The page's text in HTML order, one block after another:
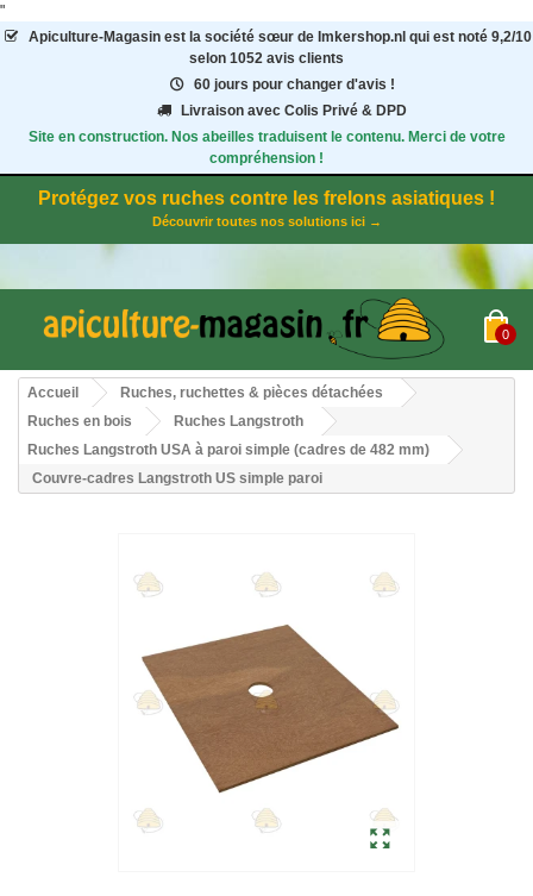
"
Apiculture-Magasinest la société sœur de Imkershop.nl qui est noté 9,2/10
selon 1052 avis clients
60 jours pour changer d'avis !
Livraison avec Colis Privé & DPD
Site en construction. Nos abeilles traduisent le contenu. Merci de votre
compréhension !
Protégez vos ruches contre les frelons asiatiques !
Découvrir toutes nos solutions ici →
0
Accueil
Ruches, ruchettes & pièces détachées
Ruches en bois
Ruches Langstroth
Ruches Langstroth USA à paroi simple (cadres de 482 mm)
Couvre-cadres Langstroth US simple paroi